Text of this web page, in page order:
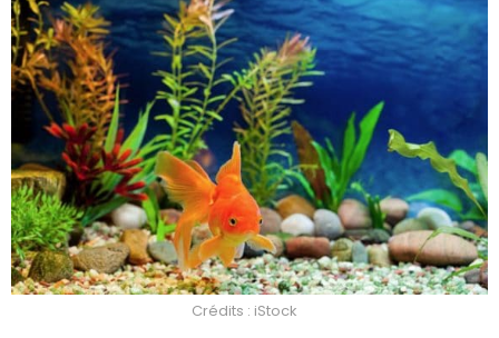
Crédits : iStock